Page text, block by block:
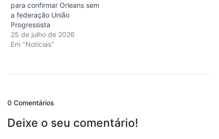
para confirmar Orleans sem
a federação União
Progressista
25 de julho de 2026
Em "Notícias"
0 Comentários
Deixe o seu comentário!